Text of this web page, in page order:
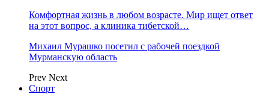
Комфортная жизнь в любом возрасте. Мир ищет ответ
на этот вопрос, а клиника тибетской…
Михаил Мурашко посетил с рабочей поездкой
Мурманскую область
Prev Next
Спорт